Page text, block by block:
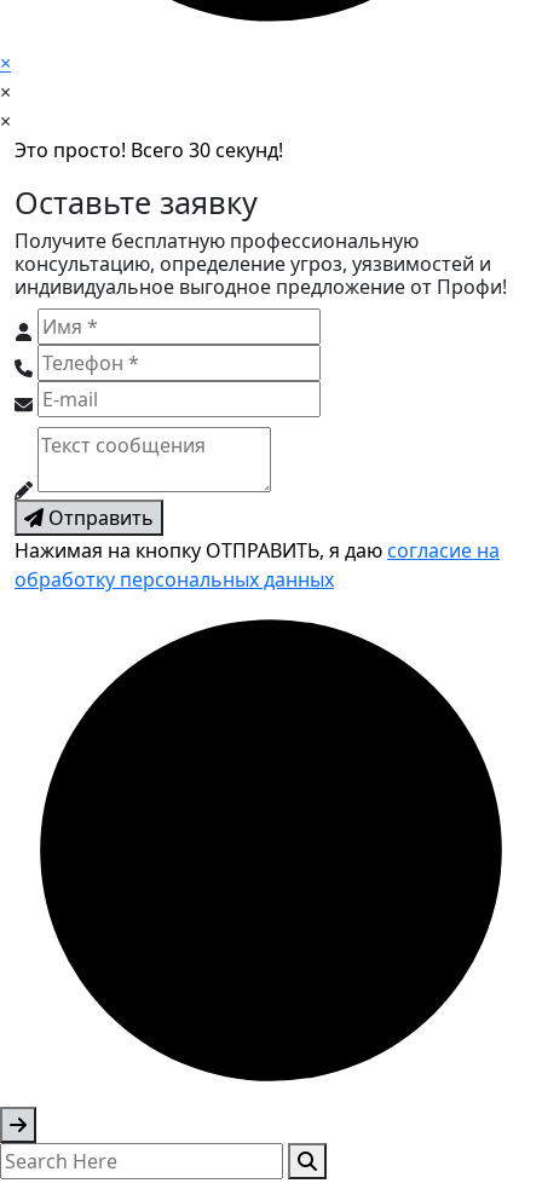
×
×
×
Это просто! Всего 30 секунд!
Оставьте заявку
Получите бесплатную профессиональную
консультацию, определение угроз, уязвимостей и
индивидуальное выгодное предложение от Профи!
Отправить
Нажимая на кнопку ОТПРАВИТЬ, я даюсогласие на
обработку персональных данных